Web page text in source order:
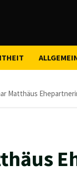
Matthäus